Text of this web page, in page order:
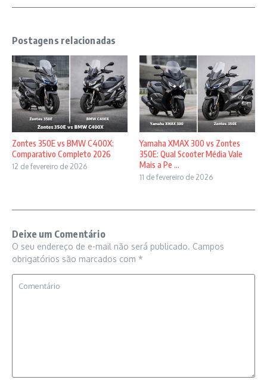
Postagens relacionadas
Zontes 350E vs BMW C400X:
Comparativo Completo 2026
12 de fevereiro de 2026
Yamaha XMAX 300 vs Zontes
350E: Qual Scooter Média Vale
Mais a Pe ...
11 de fevereiro de 2026
Deixe um Comentário
O seu endereço de e-mail não será publicado. Campos
obrigatórios são marcados com *